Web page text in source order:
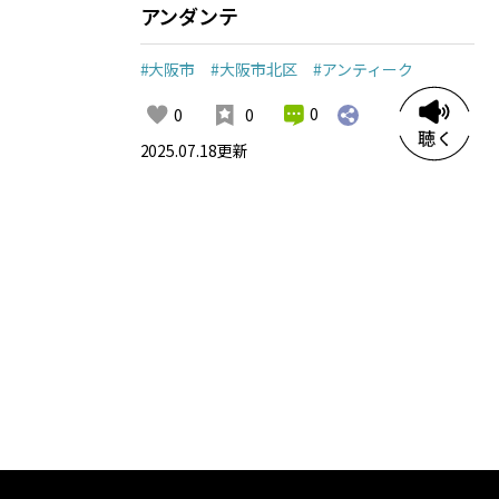
アンダンテ
#大阪市 #大阪市北区 #アンティーク
0 0
0
2025.07.18更新